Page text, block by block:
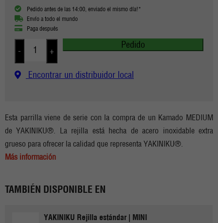
Pedido antes de las 14:00, enviado el mismo día!*
Envío a todo el mundo
Paga después
- +
Pedido
Encontrar un distribuidor local
Esta parrilla viene de serie con la compra de un Kamado MEDIUM
de YAKINIKU®. La rejilla está hecha de acero inoxidable extra
grueso para ofrecer la calidad que representa YAKINIKU®.
Más información
TAMBIÉN DISPONIBLE EN
YAKINIKU Rejilla estándar | MINI